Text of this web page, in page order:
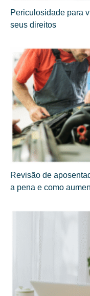
Periculosidade para
seus direitos
Revisão de
a pena e como